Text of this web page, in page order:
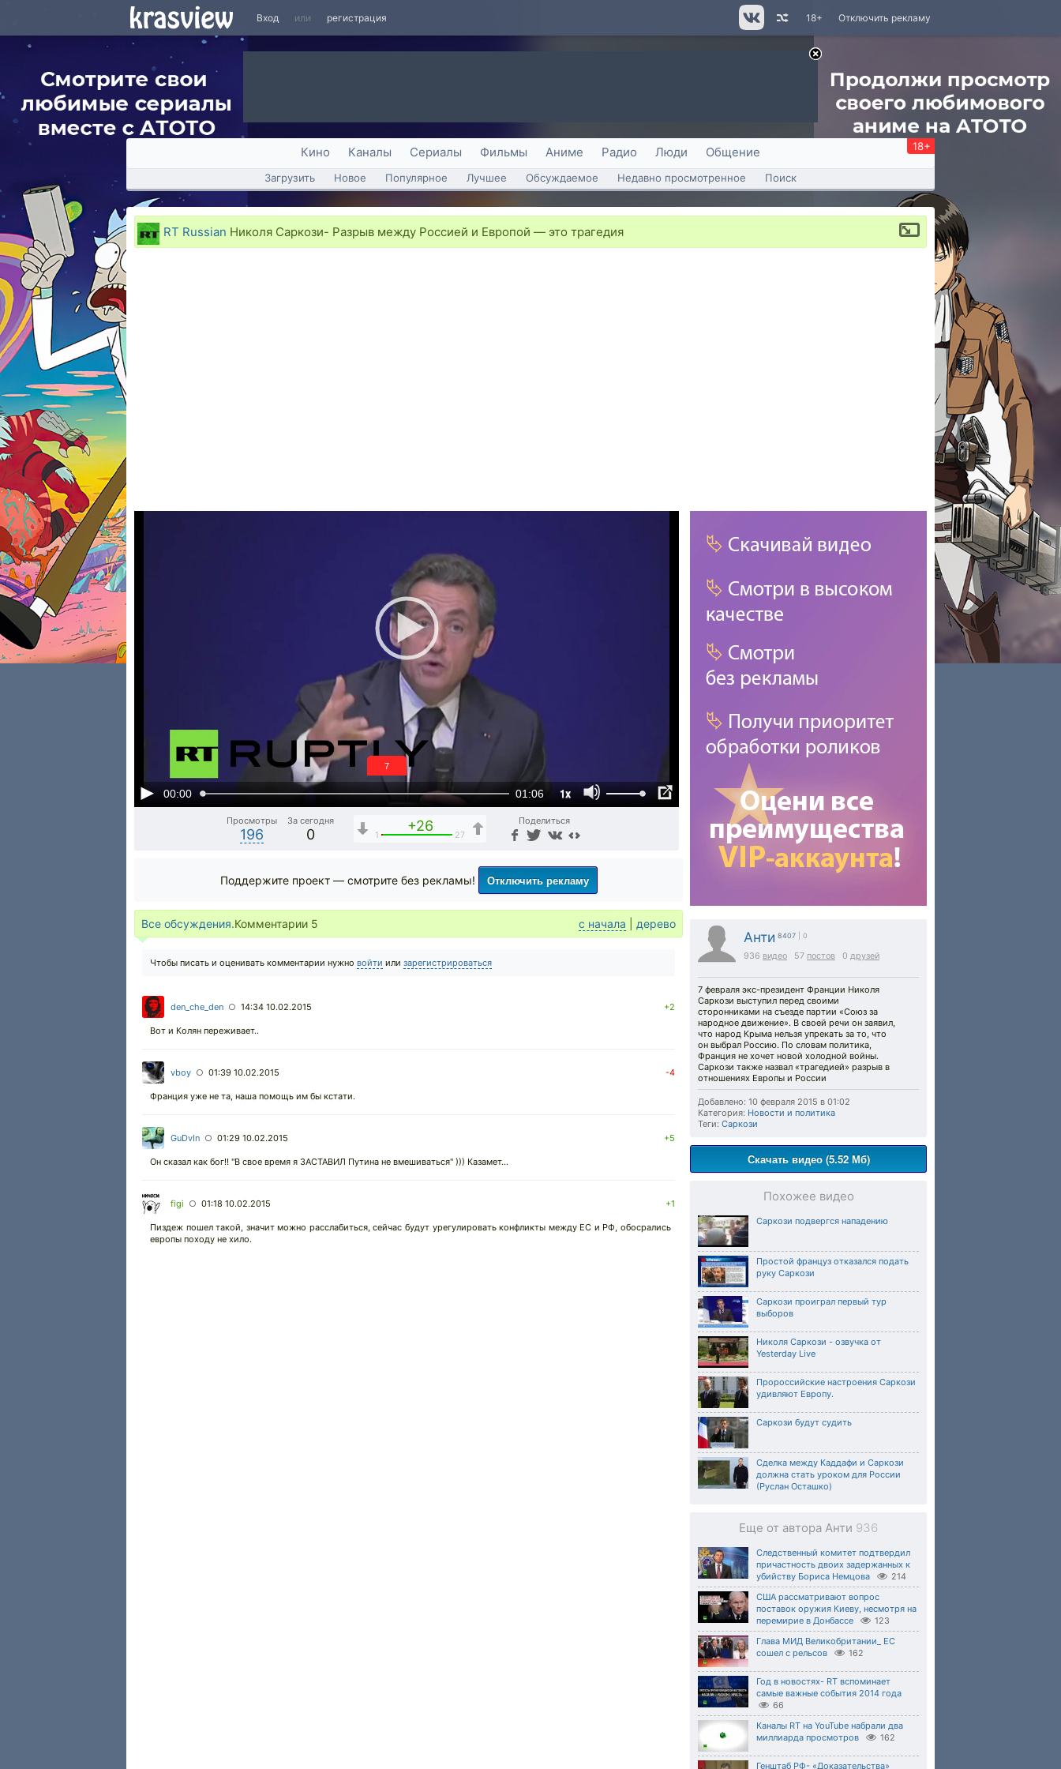
Вход или регистрация Отключить рекламу
18+
Кино Каналы Сериалы Фильмы Аниме Радио Люди Общение 18+
Загрузить Новое Популярное Лучшее Обсуждаемое Недавно просмотренное Поиск
RT Russian Николя Саркози- Разрыв между Россией и Европой — это трагедия
00:00 01:06 1x
6
Просмотры
196
За сегодня
0
+26
1 27
Поделиться
Анти 8407 | 0
936 видео 57 постов 0 друзей
7 февраля экс-президент Франции Николя
Саркози выступил перед своими
сторонниками на съезде партии «Союз за
народное движение». В своей речи он заявил,
что народ Крыма нельзя упрекать за то, что
он выбрал Россию. По словам политика,
Франция не хочет новой холодной войны.
Саркози также назвал «трагедией» разрыв в
отношениях Европы и России
Добавлено: 10 февраля 2015 в 01:02
Категория: Новости и политика
Теги: Саркози
Скачать видео (5.52 Мб)
Похожее видео
Саркози подвергся нападению
Простой француз отказался подать
руку Саркози
Саркози проиграл первый тур
выборов
Николя Саркози - озвучка от
Yesterday Live
Пророссийские настроения Саркози
удивляют Европу.
Саркози будут судить
Сделка между Каддафи и Саркози
должна стать уроком для России
(Руслан Осташко)
Еще от автора Анти 936
Следственный комитет подтвердил
причастность двоих задержанных к
убийству Бориса Немцова
214
США рассматривают вопрос
поставок оружия Киеву, несмотря на
перемирие в Донбассе
123
Глава МИД Великобритании_ ЕС
сошел с рельсов
162
Год в новостях- RT вспоминает
самые важные события 2014 года
66
Каналы RT на YouTube набрали два
миллиарда просмотров
162
Генштаб РФ- «Доказательства»
Поддержите проект — смотрите без рекламы! Отключить рекламу
Все обсуждения.Комментарии 5 с начала дерево
Чтобы писать и оценивать комментарии нужно войти или зарегистрироваться
den_che_den ○ 14:34 10.02.2015 +2
Вот и Колян переживает..
vboy ○ 01:39 10.02.2015 -4
Франция уже не та, наша помощь им бы кстати.
GuDvIn ○ 01:29 10.02.2015 +5
Он сказал как бог!! "В свое время я ЗАСТАВИЛ Путина не вмешиваться" ))) Казамет...
figi ○ 01:18 10.02.2015 +1
Пиздеж пошел такой, значит можно расслабиться, сейчас будут урегулировать конфликты между ЕС и РФ, обосрались
европы походу не хило.